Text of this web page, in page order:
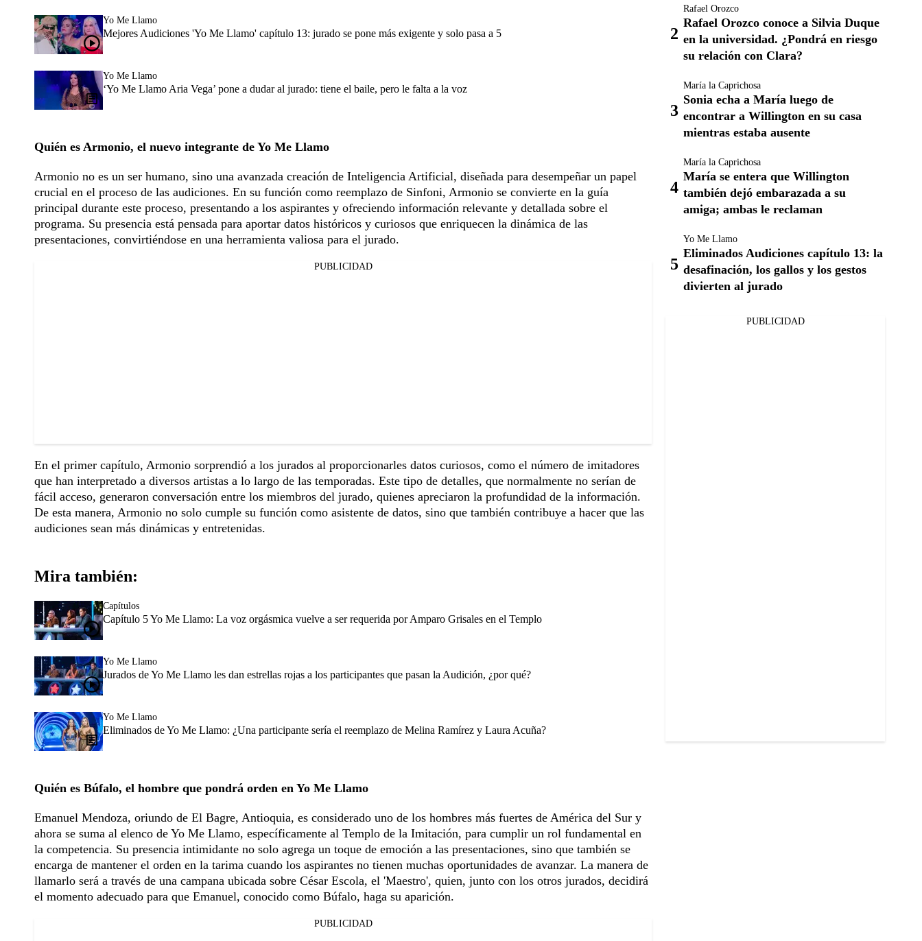
Yo Me Llamo
Mejores Audiciones 'Yo Me Llamo' capítulo 13: jurado se pone más exigente y solo pasa a 5
Yo Me Llamo
‘Yo Me Llamo Aria Vega’ pone a dudar al jurado: tiene el baile, pero le falta a la voz
Quién es Armonio, el nuevo integrante de Yo Me Llamo
Armonio no es un ser humano, sino una avanzada creación de Inteligencia Artificial, diseñada para desempeñar un papel
crucial en el proceso de las audiciones. En su función como reemplazo de Sinfoni, Armonio se convierte en la guía
principal durante este proceso, presentando a los aspirantes y ofreciendo información relevante y detallada sobre el
programa. Su presencia está pensada para aportar datos históricos y curiosos que enriquecen la dinámica de las
presentaciones, convirtiéndose en una herramienta valiosa para el jurado.
PUBLICIDAD
En el primer capítulo, Armonio sorprendió a los jurados al proporcionarles datos curiosos, como el número de imitadores
que han interpretado a diversos artistas a lo largo de las temporadas. Este tipo de detalles, que normalmente no serían de
fácil acceso, generaron conversación entre los miembros del jurado, quienes apreciaron la profundidad de la información.
De esta manera, Armonio no solo cumple su función como asistente de datos, sino que también contribuye a hacer que las
audiciones sean más dinámicas y entretenidas.
Mira también:
Capítulos
Capítulo 5 Yo Me Llamo: La voz orgásmica vuelve a ser requerida por Amparo Grisales en el Templo
Yo Me Llamo
Jurados de Yo Me Llamo les dan estrellas rojas a los participantes que pasan la Audición, ¿por qué?
Yo Me Llamo
Eliminados de Yo Me Llamo: ¿Una participante sería el reemplazo de Melina Ramírez y Laura Acuña?
Quién es Búfalo, el hombre que pondrá orden en Yo Me Llamo
Emanuel Mendoza, oriundo de El Bagre, Antioquia, es considerado uno de los hombres más fuertes de América del Sur y
ahora se suma al elenco de Yo Me Llamo, específicamente al Templo de la Imitación, para cumplir un rol fundamental en
la competencia. Su presencia intimidante no solo agrega un toque de emoción a las presentaciones, sino que también se
encarga de mantener el orden en la tarima cuando los aspirantes no tienen muchas oportunidades de avanzar. La manera de
llamarlo será a través de una campana ubicada sobre César Escola, el 'Maestro', quien, junto con los otros jurados, decidirá
el momento adecuado para que Emanuel, conocido como Búfalo, haga su aparición.
PUBLICIDAD
Rafael Orozco
Rafael Orozco conoce a Silvia Duque
en la universidad. ¿Pondrá en riesgo
su relación con Clara?
María la Caprichosa
Sonia echa a María luego de
encontrar a Willington en su casa
mientras estaba ausente
María la Caprichosa
María se entera que Willington
también dejó embarazada a su
amiga; ambas le reclaman
Yo Me Llamo
Eliminados Audiciones capítulo 13: la
desafinación, los gallos y los gestos
divierten al jurado
PUBLICIDAD